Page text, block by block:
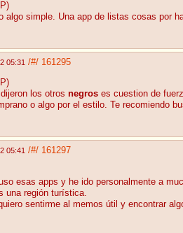
algo simple. Una app de listas cosas por
05:31 /#/ 161295
los otros negros es cuestion de
o algo por el estilo. Te recomiendo
05:41 /#/ 161297
esas apps y he ido personalmente a
una región turística.
sentirme al memos útil y encontrar